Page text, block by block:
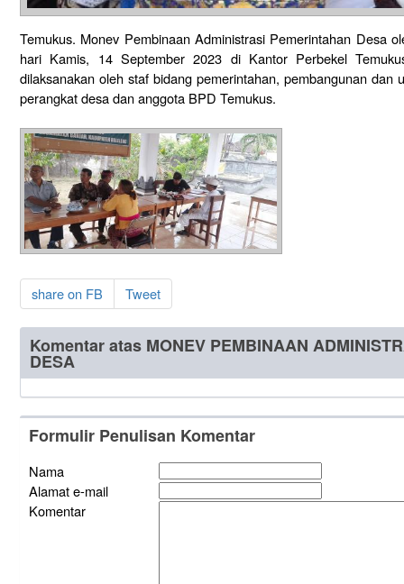
Temukus. Monev Pembinaan Administrasi Pemerintahan Desa
hari Kamis, 14 September 2023 di Kantor Perbekel
dilaksanakan oleh staf bidang pemerintahan, pembangunan dan
perangkat desa dan anggota BPD Temukus.
share on FB Tweet
Komentar atas MONEV PEMBINAAN
DESA
Formulir Penulisan Komentar
Nama
Alamat e-mail
Komentar